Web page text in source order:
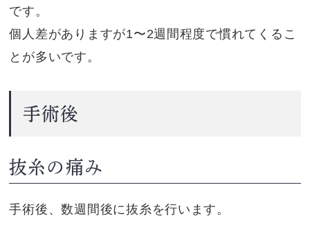
です。
個人差がありますが1〜2週間程度で慣れてくるこ
とが多いです。
手術後
抜糸の痛み
手術後、数週間後に抜糸を行います。